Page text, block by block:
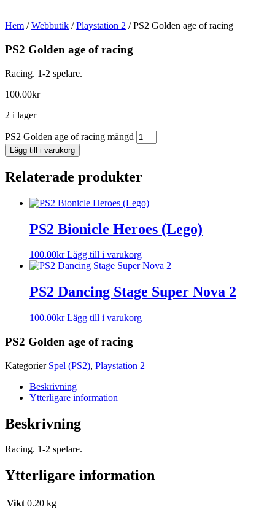
Hem /Webbutik /Playstation 2 / PS2 Golden age of racing
PS2 Golden age of racing
Racing. 1-2 spelare.
100.00kr
2 i lager
PS2 Golden age of racing mängd
Lägg till i varukorg
Relaterade produkter
PS2 Bionicle Heroes (Lego)
100.00kr Lägg till i varukorg
PS2 Dancing Stage Super Nova 2
100.00kr Lägg till i varukorg
PS2 Golden age of racing
Kategorier Spel (PS2), Playstation 2
Beskrivning
Ytterligare information
Beskrivning
Racing. 1-2 spelare.
Ytterligare information
Vikt 0.20 kg